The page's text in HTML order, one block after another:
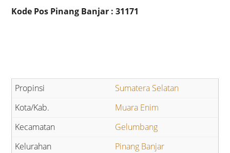
Kode Pos Pinang Banjar : 31171
Sumatera Selatan
Muara Enim
Gelumbang
Pinang Banjar